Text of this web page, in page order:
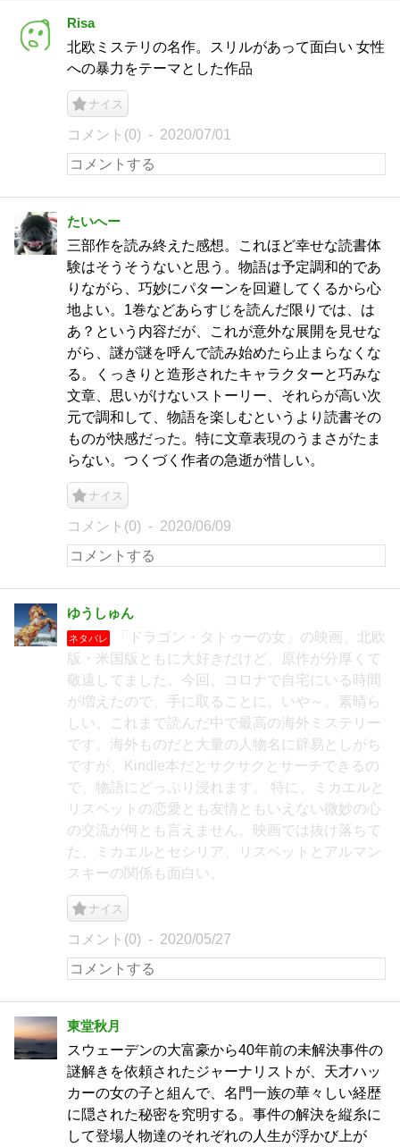
Risa
北欧ミステリの名作。スリルがあって面白い 女性
への暴力をテーマとした作品
ナイス
コメント(0) 2020/07/01
たいへー
三部作を読み終えた感想。これほど幸せな読書体
験はそうそうないと思う。物語は予定調和的であ
りながら、巧妙にパターンを回避してくるから心
地よい。1巻などあらすじを読んだ限りでは、は
あ？という内容だが、これが意外な展開を見せな
がら、謎が謎を呼んで読み始めたら止まらなくな
る。くっきりと造形されたキャラクターと巧みな
文章、思いがけないストーリー、それらが高い次
元で調和して、物語を楽しむというより読書その
ものが快感だった。特に文章表現のうまさがたま
らない。つくづく作者の急逝が惜しい。
ナイス
コメント(0) 2020/06/09
ゆうしゅん
ネタバレ
「ドラゴン・タトゥーの女」の映画、北欧
版・米国版ともに大好きだけど、原作が分厚くて
敬遠してました。今回、コロナで自宅にいる時間
が増えたので、手に取ることに。いや～。素晴ら
しい。これまで読んだ中で最高の海外ミステリー
です。海外ものだと大量の人物名に辟易としがち
ですが、Kindle本だとサクサクとサーチできるの
で、物語にどっぷり浸れます。 特に、ミカエルと
リスベットの恋愛とも友情ともいえない微妙の心
の交流が何とも言えません。映画では抜け落ちて
た、ミカエルとセシリア、リスベットとアルマン
スキーの関係も面白い。
ナイス
コメント(0) 2020/05/27
東堂秋月
スウェーデンの大富豪から40年前の未解決事件の
謎解きを依頼されたジャーナリストが、天才ハッ
カーの女の子と組んで、名門一族の華々しい経歴
に隠された秘密を究明する。事件の解決を縦糸に
して登場人物達のそれぞれの人生が浮かび上が